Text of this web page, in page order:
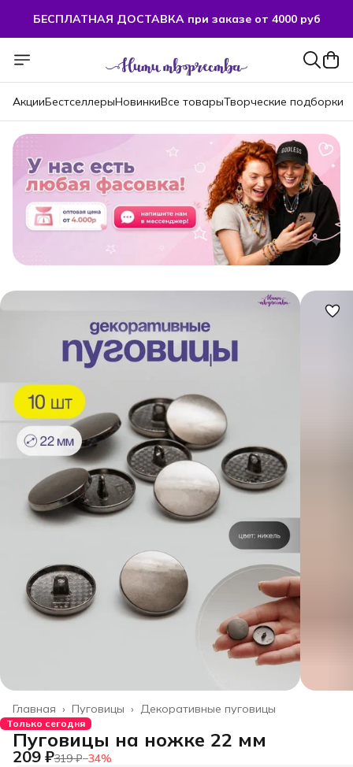
БЕСПЛАТНАЯ ДОСТАВКА при заказе от 4000 руб
АкцииБестселлерыНовинкиВсе товарыТворческие подборки
Декоративные пуговицы
Пуговицы ›
Главная ›
Только сегодня
Пуговицы на ножке 22 мм
209 ₽319 ₽−34%